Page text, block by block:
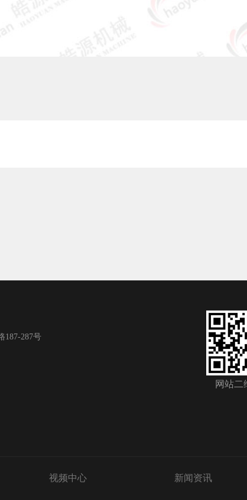
187-287号
网站二
视频中心 新闻资讯